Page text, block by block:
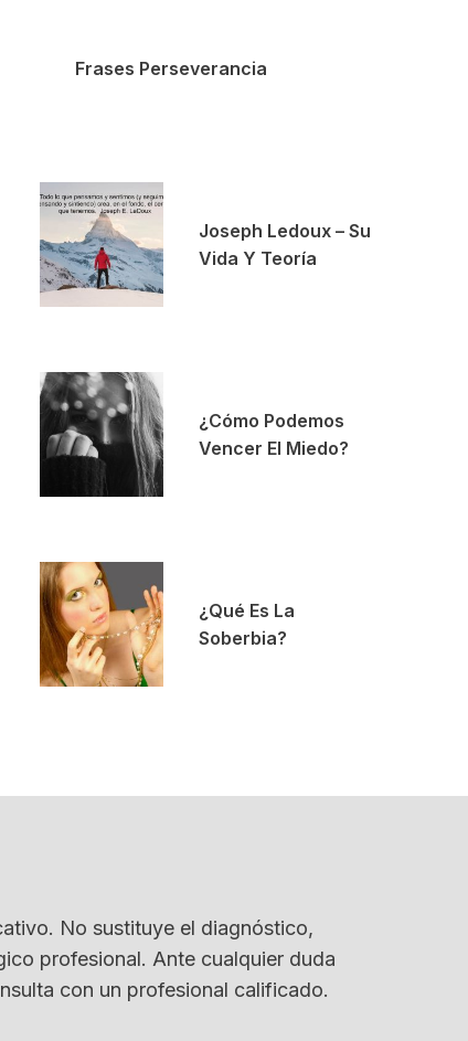
Frases Perseverancia
Joseph Ledoux – Su
Vida Y Teoría
¿Cómo Podemos
Vencer El Miedo?
¿Qué Es La
Soberbia?
No sustituye el diagnóstico,
profesional. Ante cualquier duda
con un profesional calificado.